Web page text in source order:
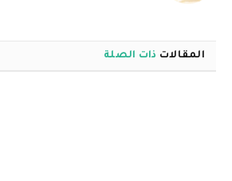
المقالات ذات الصلة